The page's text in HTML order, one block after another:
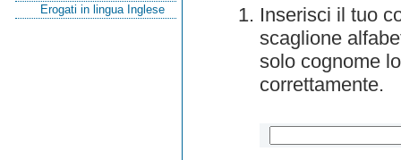
Erogati in lingua Inglese
Inserisci il tuo
scaglione
solo cognome
correttamente.